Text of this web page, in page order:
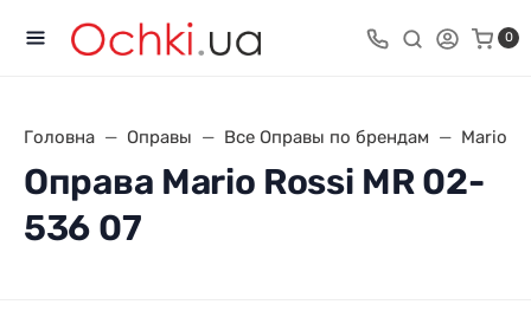
0
Головна Оправы Все Оправы по брендам Mario
Оправа Mario Rossi MR 02-
536 07